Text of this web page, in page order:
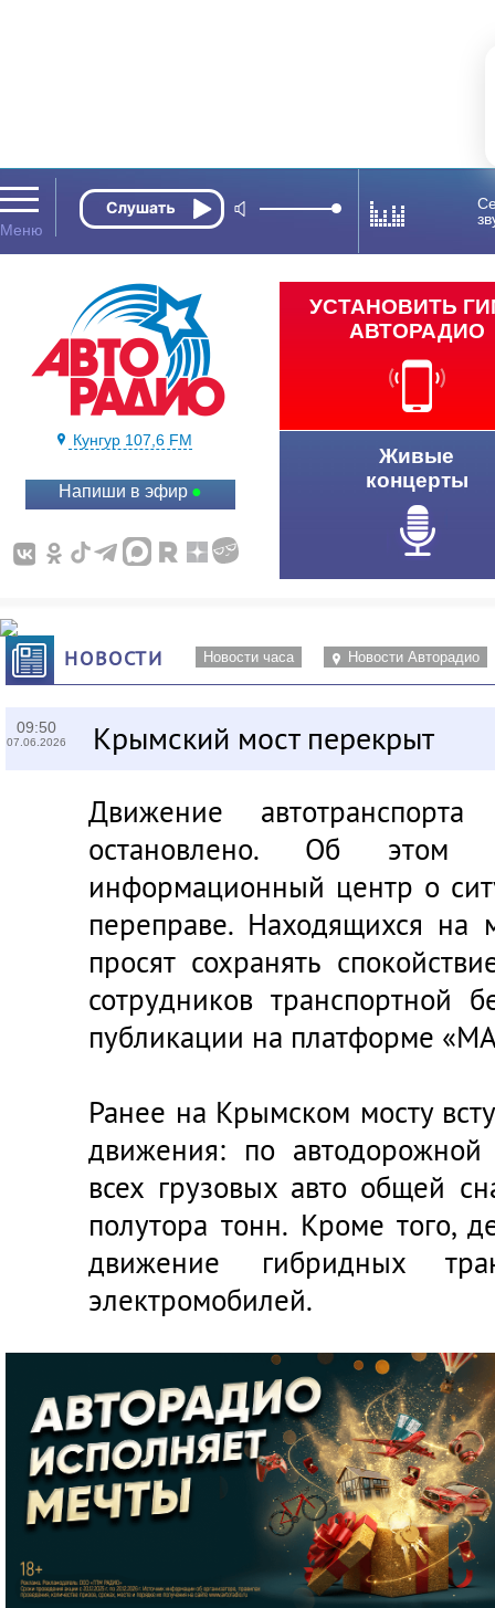
Кунгур 107,6 FM
Напиши в эфир
УСТАНОВИТЬ
АВТОРАДИО
Живые
концерты
НОВОСТИ Новости часа Новости Авторадио
09:50
07.06.2026 Крымский мост перекрыт
Движение
остановлено. Об этом
информационный центр о
переправе. Находящихся на
просят сохранять
сотрудников транспортной
публикации на платформе
Ранее на Крымском мосту
движения: по
всех грузовых авто общей
полутора тонн. Кроме того,
движение гибридных
электромобилей.